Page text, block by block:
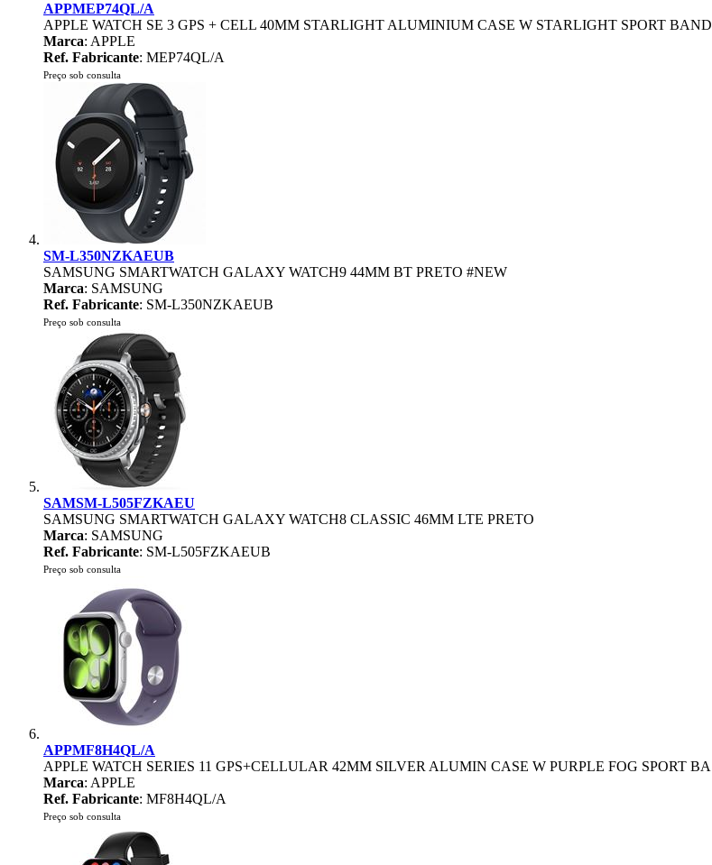
APPMEP74QL/A
APPLE WATCH SE 3 GPS + CELL 40MM STARLIGHT ALUMINIUM CASE W STARLIGHT SPORT BAND
Marca: APPLE
Ref. Fabricante: MEP74QL/A
Preço sob consulta
SM-L350NZKAEUB
SAMSUNG SMARTWATCH GALAXY WATCH9 44MM BT PRETO #NEW
Marca: SAMSUNG
Ref. Fabricante: SM-L350NZKAEUB
Preço sob consulta
SAMSM-L505FZKAEU
SAMSUNG SMARTWATCH GALAXY WATCH8 CLASSIC 46MM LTE PRETO
Marca: SAMSUNG
Ref. Fabricante: SM-L505FZKAEUB
Preço sob consulta
APPMF8H4QL/A
APPLE WATCH SERIES 11 GPS+CELLULAR 42MM SILVER ALUMIN CASE W PURPLE FOG SPORT BA
Marca: APPLE
Ref. Fabricante: MF8H4QL/A
Preço sob consulta